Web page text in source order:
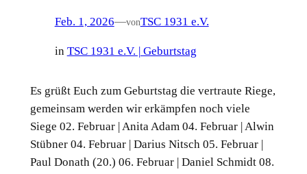
Feb. 1, 2026—vonTSC 1931 e.V.
in TSC 1931 e.V. | Geburtstag
Es grüßt Euch zum Geburtstag die vertraute Riege,
gemeinsam werden wir erkämpfen noch viele
Siege 02. Februar | Anita Adam 04. Februar | Alwin
Stübner 04. Februar | Darius Nitsch 05. Februar |
Paul Donath (20.) 06. Februar | Daniel Schmidt 08.